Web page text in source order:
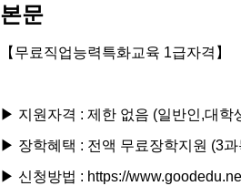
본문
【무료직업능력특화교육 1급자격】
▶ 지원자격 : 제한 없음 (일반인,대학
▶ 장학혜택 : 전액 무료장학지원 (3
▶ 신청방법 : https://